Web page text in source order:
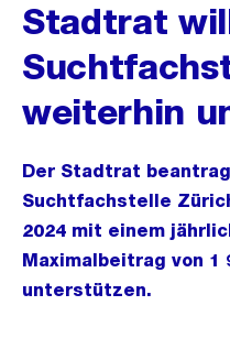
Stadtrat
weiterhin
Der Stadtrat
Suchtfachstelle
2024 mit einem
Maximalbeitrag von 1
unterstützen.